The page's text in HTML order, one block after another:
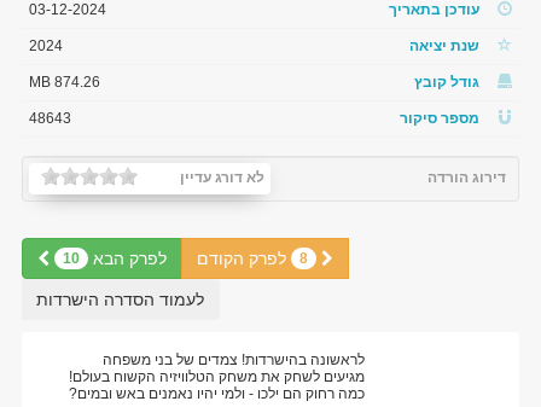
עודכן בתאריך 03-12-2024
שנת יציאה 2024
גודל קובץ 874.26 MB
מספר סיקור 48643
לא דורג עדיין דירוג הורדה
לפרק הבא 10 8 לפרק הקודם
לעמוד הסדרה הישרדות
לראשונה בהישרדות! צמדים של בני משפחה
מגיעים לשחק את משחק הטלוויזיה הקשוח בעולם!
כמה רחוק הם ילכו - ולמי יהיו נאמנים באש ובמים?